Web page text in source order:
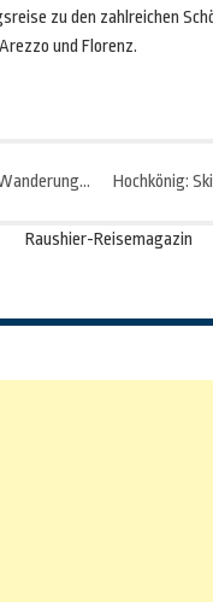
zu den zahlreichen
und Florenz.
Fichtelgebirge: Wanderungen von und für Sehbehinderte
Raushier-Reisemagazin